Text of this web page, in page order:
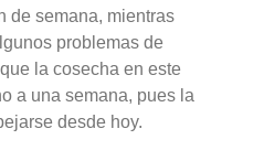
de semana, mientras
problemas de
la cosecha en este
a una semana, pues la
desde hoy.